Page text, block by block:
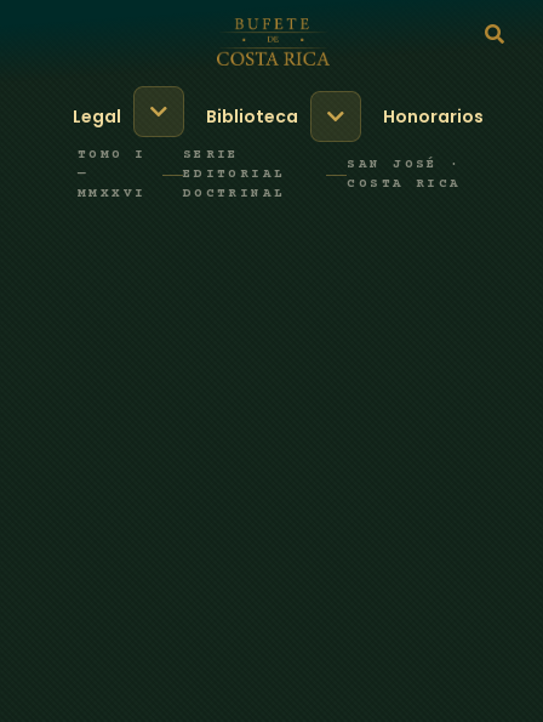
Legal Biblioteca Honorarios
TOMO I
—
MMXXVI
SERIE
EDITORIAL
DOCTRINAL
SAN JOSÉ ·
COSTA RICA